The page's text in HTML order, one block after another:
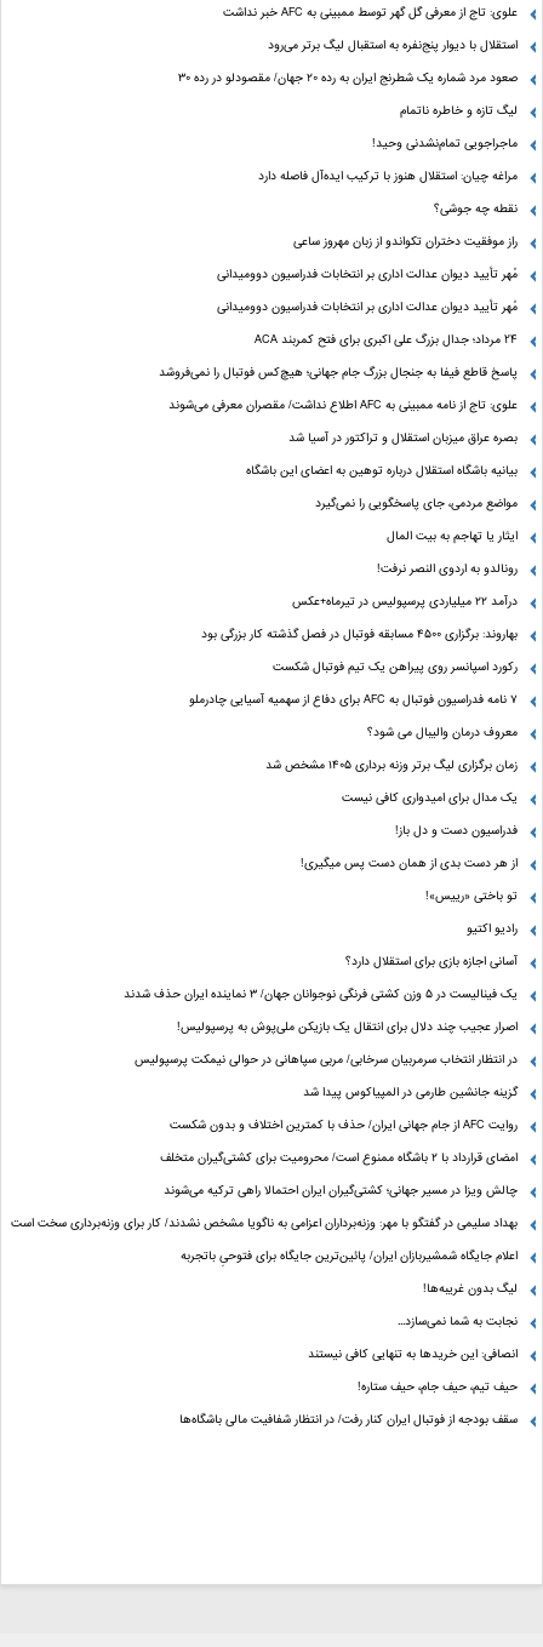
علوی: تاج از معرفی گل گهر توسط ممبینی به AFC خبر نداشت
استقلال با دیوار پنج‌نفره به استقبال لیگ برتر می‌رود
صعود مرد شماره یک شطرنج ایران به رده ۲۰ جهان/ مقصودلو در رده ۳۰
لیگ تازه و خاطره ناتمام
ماجراجویی تمام‌نشدنی وحید!
مراغه چیان: استقلال هنوز با ترکیب ایده‌آل فاصله دارد
نقطه چه جوشی؟
راز موفقیت دختران تکواندو از زبان مهروز ساعی
مُهر تأیید دیوان عدالت اداری بر انتخابات فدراسیون دوومیدانی
مُهر تأیید دیوان عدالت اداری بر انتخابات فدراسیون دوومیدانی
24 مرداد؛ جدال بزرگ علی‌ اکبری برای فتح کمربند ACA
پاسخ قاطع فیفا به جنجال بزرگ جام جهانی؛ هیچ‌کس فوتبال را نمی‌فروشد
علوی: تاج از نامه ممبینی به AFC اطلاع نداشت/ مقصران معرفی می‌شوند
بصره عراق میزبان استقلال و تراکتور در آسیا شد
بیانیه باشگاه استقلال درباره توهین به اعضای این باشگاه
مواضع مردمی، جای پاسخگویی را نمی‌گیرد
ایثار یا تهاجم به بیت المال
رونالدو به اردوی النصر نرفت!
درآمد ۲۲ میلیاردی پرسپولیس در تیرماه+عکس
بهاروند: برگزاری ۴۵۰۰ مسابقه فوتبال در فصل گذشته کار بزرگی بود
رکورد اسپانسر روی پیراهن یک تیم فوتبال شکست
۷ نامه فدراسیون فوتبال به AFC برای دفاع از سهمیه آسیایی چادرملو
معروف درمان والیبال می شود؟
زمان برگزاری لیگ برتر وزنه برداری ۱۴۰۵ مشخص شد
یک مدال برای امیدواری کافی نیست
فدراسیون دست‌ و دل باز!
از هر دست بدی از همان دست پس میگیری!
تو باختی «رییس»!
رادیو اکتیو
آسانی اجازه بازی برای استقلال دارد؟
یک فینالیست در ۵ وزن کشتی فرنگی نوجوانان جهان/ ۳ نماینده ایران حذف شدند
اصرار عجیب چند دلال برای انتقال یک بازیکن ملی‌پوش به پرسپولیس!
در انتظار انتخاب سرمربیان سرخابی/ مربی سپاهانی در حوالی نیمکت پرسپولیس
گزینه جانشین طارمی در المپیاکوس پیدا شد
روایت AFC از جام جهانی ایران/ حذف با کمترین اختلاف و بدون شکست
امضای قرارداد با ۲ باشگاه ممنوع است/ محرومیت برای کشتی‌گیران متخلف
چالش ویزا در مسیر جهانی؛ کشتی‌گیران ایران احتمالا راهی ترکیه می‌شوند
بهداد سلیمی در گفتگو با مهر: وزنه‌برداران اعزامی به ناگویا مشخص نشدند/ کار برای وزنه‌برداری سخت است
اعلام جایگاه شمشیربازان ایران/ پائین‌ترین جایگاه برای فتوحیِ باتجربه
لیگ بدون غریبه‌ها!
نجابت به شما نمی‌سازد...
انصافی: این خریدها به تنهایی کافی نیستند
حیف تیم، حیف جام، حیف ستاره‌!
سقف بودجه از فوتبال ایران کنار رفت/ در انتظار شفافیت مالی باشگاه‌ها